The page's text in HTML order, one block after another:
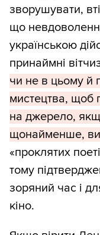
зворушувати,
що
українською
принаймні
чи не в цьому й
мистецтва, щоб
на джерело,
щонайменше,
«проклятих
тому
зоряний час і
кіно.